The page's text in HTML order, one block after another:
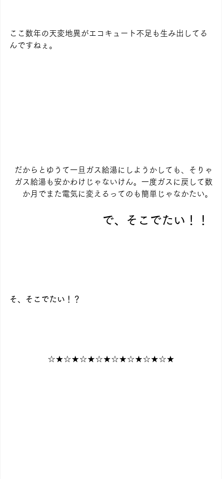
ここ数年の天変地異がエコキュート不足も生み出してる
んですねぇ。
だからとゆうて一旦ガス給湯にしようかしても、そりゃ
ガス給湯も安かわけじゃないけん。一度ガスに戻して数
か月でまた電気に変えるってのも簡単じゃなかたい。
で、そこでたい！！
そ、そこでたい！？
☆★☆★☆★☆★☆★☆★☆★☆★